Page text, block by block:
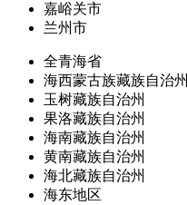
嘉峪关市
兰州市
全青海省
海西蒙古族藏族自治州
玉树藏族自治州
果洛藏族自治州
海南藏族自治州
黄南藏族自治州
海北藏族自治州
海东地区